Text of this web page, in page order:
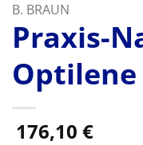
B. BRAUN
Praxis-
176,10 €